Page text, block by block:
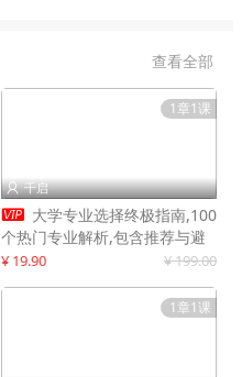
查看全部
1章1课
 千启
 大学专业选择终极指南,100
个热门专业解析,包含推荐与避
雷实用建议
¥ 19.90 ¥ 199.00
1章1课